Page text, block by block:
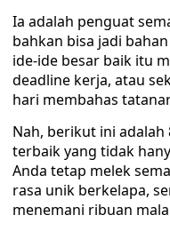
Ia adalah penguat
bahkan bisa jadi
ide-ide besar baik itu
deadline kerja, atau
hari membahas
Nah, berikut ini
terbaik yang tidak
Anda tetap melek
rasa unik berkelapa,
menemani ribuan